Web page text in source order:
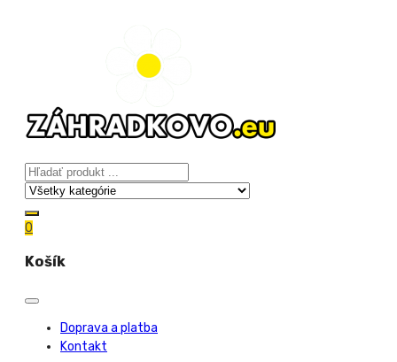
0
Košík
Doprava a platba
Kontakt